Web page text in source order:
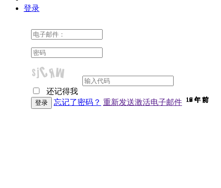
9 年 前
9 年 前
9 年 前
10 年 前
10 年 前
10 年 前
10 年 前
10 年 前
10 年 前
10 年 前
10 年 前
10 年 前
10 年 前
10 年 前
10 年 前
10 年 前
10 年 前
10 年 前
9 年 前
9 年 前
9 年 前
9 年 前
9 年 前
9 年 前
9 年 前
9 年 前
9 年 前
9 年 前
9 年 前
9 年 前
9 年 前
8 年 前
7 年 前
7 年 前
6 年 前
6 年 前
登录
还记得我
忘记了密码？ 重新发送激活电子邮件